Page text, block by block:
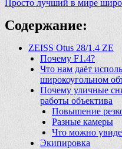
Просто лучший в мире
Содержание:
ZEISS Otus 28/1.4 ZE
Почему F1.4?
Что нам даёт
широкоугольном
Почему уличные
работы объектива
Повышение
Разные камеры
Что можно
Экипировка